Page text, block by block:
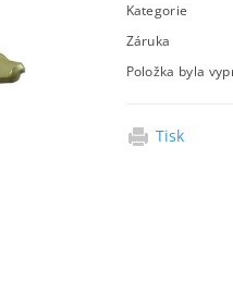
Kategorie
Záruka
Položka byla
Tisk